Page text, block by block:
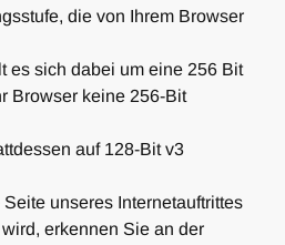
die von Ihrem Browser
es sich dabei um eine 256 Bit
Browser keine 256-Bit
auf 128-Bit v3
unseres Internetauftrittes
erkennen Sie an der